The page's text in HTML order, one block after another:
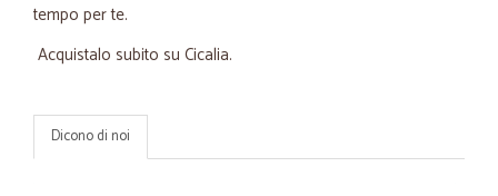
tempo per te.
Acquistalo subito su Cicalia.
Dicono di noi